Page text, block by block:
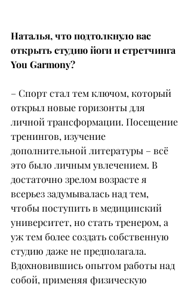
Наталья, что подтолкнуло вас
открыть студию йоги и стретчинга
You Garmony?
– Спорт стал тем ключом, который
открыл новые горизонты для
личной трансформации. Посещение
тренингов, изучение
дополнительной литературы – всё
это было личным увлечением. В
достаточно зрелом возрасте я
всерьез задумывалась над тем,
чтобы поступить в медицинский
университет, но стать тренером, а
уж тем более создать собственную
студию даже не предполагала.
Вдохновившись опытом работы над
собой, применяя физическую